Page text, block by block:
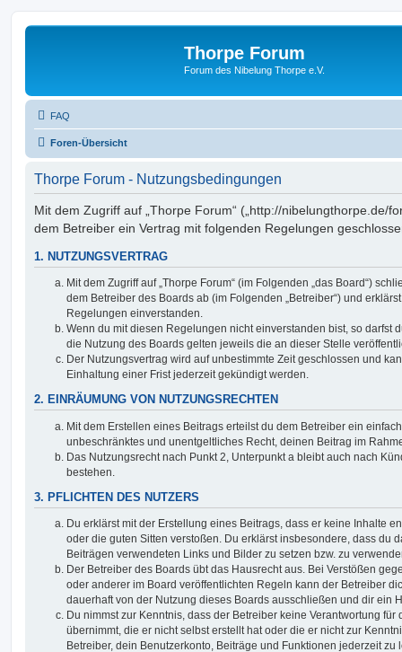
Thorpe Forum
Forum des Nibelung Thorpe e.V.
FAQ
Foren-Übersicht
Thorpe Forum - Nutzungsbedingungen
Mit dem Zugriff auf „Thorpe Forum“ („http://nibelungthorpe.de/
dem Betreiber ein Vertrag mit folgenden Regelungen
1. NUTZUNGSVERTRAG
Mit dem Zugriff auf „Thorpe Forum“ (im Folgenden „das Board“)
dem Betreiber des Boards ab (im Folgenden „Betreiber“) und
Regelungen einverstanden.
Wenn du mit diesen Regelungen nicht einverstanden bist, so darfst
die Nutzung des Boards gelten jeweils die an dieser Stelle
Der Nutzungsvertrag wird auf unbestimmte Zeit geschlossen und
Einhaltung einer Frist jederzeit gekündigt werden.
2. EINRÄUMUNG VON NUTZUNGSRECHTEN
Mit dem Erstellen eines Beitrags erteilst du dem Betreiber ein
unbeschränktes und unentgeltliches Recht, deinen Beitrag im
Das Nutzungsrecht nach Punkt 2, Unterpunkt a bleibt auch nach
bestehen.
3. PFLICHTEN DES NUTZERS
Du erklärst mit der Erstellung eines Beitrags, dass er keine Inhalte
oder die guten Sitten verstoßen. Du erklärst insbesondere, dass du
Beiträgen verwendeten Links und Bilder zu setzen bzw. zu
Der Betreiber des Boards übt das Hausrecht aus. Bei Verstößen
oder anderer im Board veröffentlichten Regeln kann der Betreiber
dauerhaft von der Nutzung dieses Boards ausschließen und dir ein
Du nimmst zur Kenntnis, dass der Betreiber keine Verantwortung für
übernimmt, die er nicht selbst erstellt hat oder die er nicht zur
Betreiber, dein Benutzerkonto, Beiträge und Funktionen jederzeit zu